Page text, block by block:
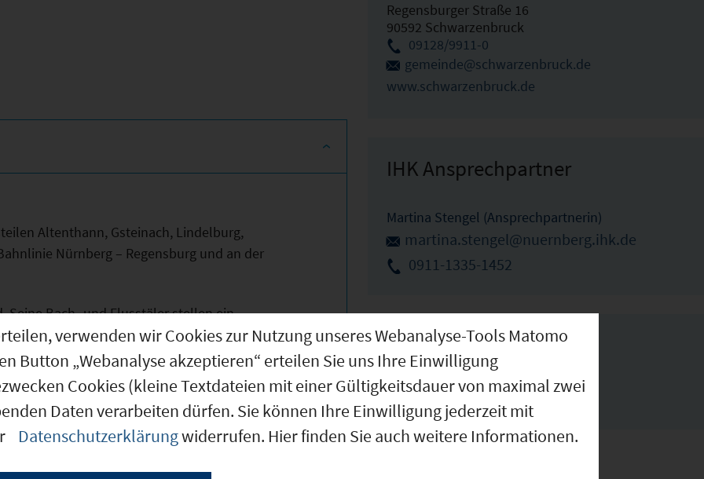
Altenthann, Gsteinach, Lindelburg,
Nürnberg – Regensburg und an der
Seine Bach- und Flusstäler stellen ein
ist zweifellos die etwa 2 km lange
ein historisches Bauwerk, das den
Regensburger Straße 16
90592 Schwarzenbruck
09128/9911-0
gemeinde@schwarzenbruck.de
www.schwarzenbruck.de
IHK Ansprechpartner
Martina Stengel (Ansprechpartnerin)
martina.stengel@nuernberg.ihk.de
0911-1335-1452
Links
verwenden wir Cookies zur Nutzung unseres Webanalyse-Tools Matomo
Button „Webanalyse akzeptieren“ erteilen Sie uns Ihre Einwilligung
Cookies (kleine Textdateien mit einer Gültigkeitsdauer von maximal zwei
Daten verarbeiten dürfen. Sie können Ihre Einwilligung jederzeit mit
Datenschutzerklärungwiderrufen. Hier finden Sie auch weitere Informationen.